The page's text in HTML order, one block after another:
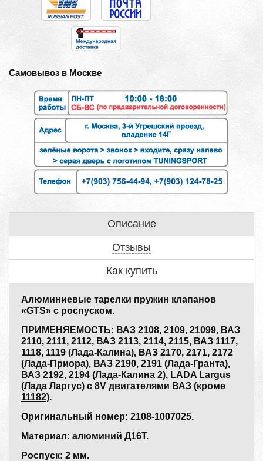
Самовывоз в Москве
Описание
Отзывы
Как купить
Алюминиевые тарелки пружин клапанов
«GTS» с роспуском.
ПРИМЕНЯЕМОСТЬ: ВАЗ 2108, 2109, 21099, ВАЗ
2110, 2111, 2112, ВАЗ 2113, 2114, 2115, ВАЗ 1117,
1118, 1119 (Лада-Калина), ВАЗ 2170, 2171, 2172
(Лада-Приора), ВАЗ 2190, 2191 (Лада-Гранта),
ВАЗ 2192, 2194 (Лада-Калина 2), LADA Largus
(Лада Ларгус) с 8V двигателями ВАЗ (кроме
11182).
Оригинальный номер: 2108-1007025.
Материал: алюминий Д16Т.
Роспуск: 2 мм.